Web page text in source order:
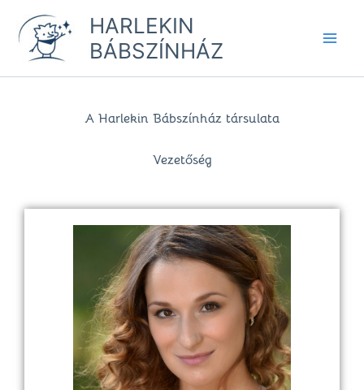
content
HARLEKIN
BÁBSZÍNHÁZ
A Harlekin Bábszínház társulata
Vezetőség